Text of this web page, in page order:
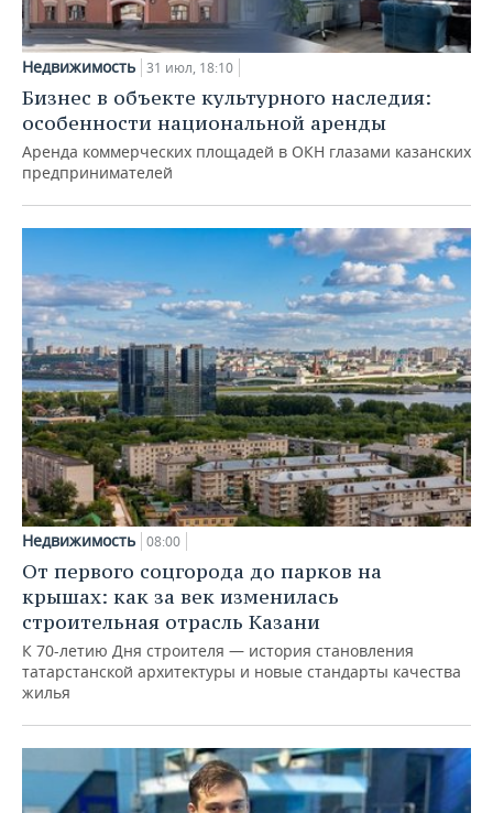
Недвижимость 31 июл, 18:10
Бизнес в объекте культурного наследия:
особенности национальной аренды
Аренда коммерческих площадей в ОКН глазами казанских
предпринимателей
Недвижимость 08:00
От первого соцгорода до парков на
крышах: как за век изменилась
строительная отрасль Казани
К 70-летию Дня строителя — история становления
татарстанской архитектуры и новые стандарты качества
жилья